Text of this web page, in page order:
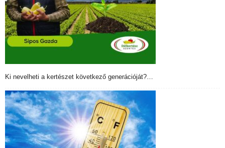
Ki nevelheti a kertészet következő generációját?…